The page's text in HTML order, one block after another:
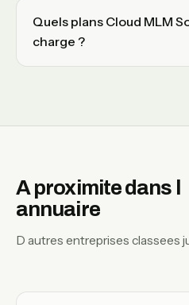
Quels plans Cloud MLM
charge ?
A proximite dans l
annuaire
D autres entreprises classees